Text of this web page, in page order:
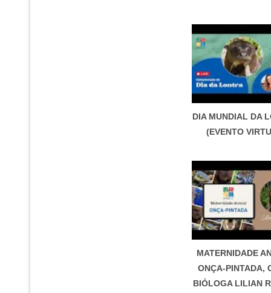
DIA MUNDIAL DA
(EVENTO
MATERNIDADE
ONÇA-PINTADA,
BIÓLOGA LILIAN